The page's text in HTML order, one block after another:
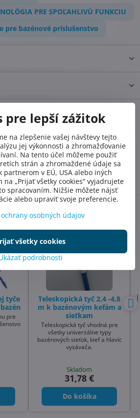
PRE SPOĽAHLIVÚ FUNKCIU
pre bazénové príslušenstvo
PinterestReddit LinkedInWhatsApp
E-
Nasledujúci produkt
produkty
tyče
pre
Teleskopická tyč 2,4 -4,8
m k bazénovým kefám a
sieťkam
Teleskopická tyč vhodná pre
všetky univerzálne typy
bazénových sieťok, kief a hlavíc
vysávača.
Skladom
31,78 €
Do košíka
pre lepší zážitok
na zlepšenie vašej návštevy tejto
jej výkonnosti a zhromažďovanie
Na tento účel môžeme použiť
strán a zhromaždené údaje sa
partnerom v EÚ, USA alebo iných
„Prijať všetky cookies“ vyjadrujete
spracovaním. Nižšie môžete nájsť
alebo upraviť svoje preferencie.
osobných údajov
podrobnosti
všetky cookies